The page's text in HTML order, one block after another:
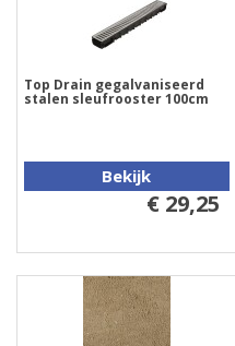
Top Drain gegalvaniseerd
stalen sleufrooster 100cm
Bekijk
€ 29,25